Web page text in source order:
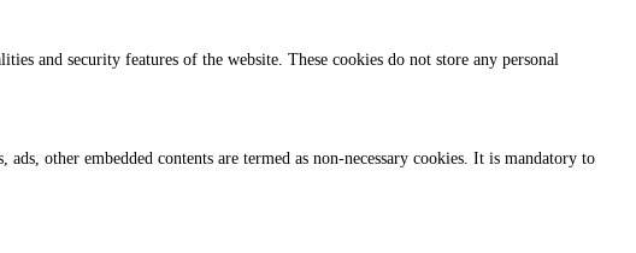
and security features of the website. These cookies do not store any personal
other embedded contents are termed as non-necessary cookies. It is mandatory to